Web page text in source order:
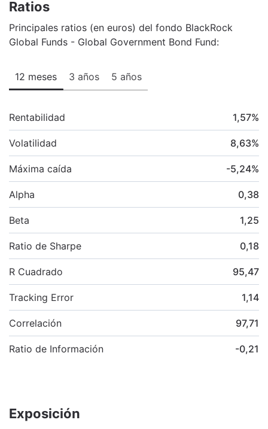
Ratios
Principales ratios (en euros) del fondo BlackRock
Global Funds - Global Government Bond Fund:
12 meses 3 años 5 años
Rentabilidad 1,57%
Volatilidad 8,63%
Máxima caída -5,24%
Alpha 0,38
Beta 1,25
Ratio de Sharpe 0,18
R Cuadrado 95,47
Tracking Error 1,14
Correlación 97,71
Ratio de Información -0,21
Exposición